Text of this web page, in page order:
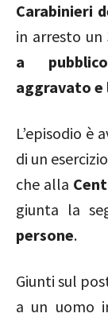
Carabinieri
in arresto un
a
aggravato e
L’episodio è
di un
che alla
giunta la
persone.
Giunti sul
a un uomo